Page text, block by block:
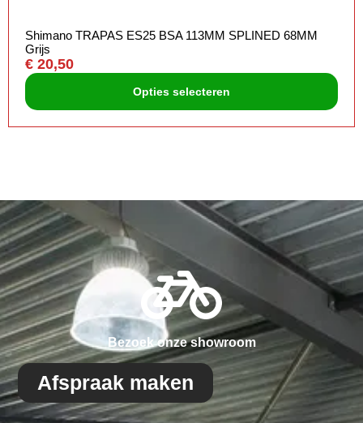
Shimano TRAPAS ES25 BSA 113MM SPLINED 68MM
Grijs
€ 20,50
Opties selecteren
Bezoek onze showroom
Afspraak maken